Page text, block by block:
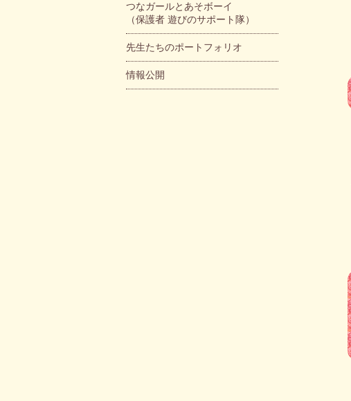
つなガールとあそボーイ
（保護者 遊びのサポート隊）
先生たちのポートフォリオ
情報公開